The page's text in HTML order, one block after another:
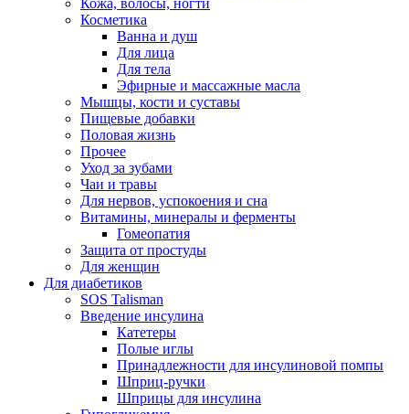
Кожа, волосы, ногти
Косметика
Ванна и душ
Для лица
Для тела
Эфирные и массажные масла
Мышцы, кости и суставы
Пищевые добавки
Половая жизнь
Прочее
Уход за зубами
Чаи и травы
Для нервов, успокоения и сна
Витамины, минералы и ферменты
Гомеопатия
Защита от простуды
Для женщин
Для диабетиков
SOS Talisman
Введение инсулина
Катетеры
Полые иглы
Принадлежности для инсулиновой помпы
Шприц-ручки
Шприцы для инсулина